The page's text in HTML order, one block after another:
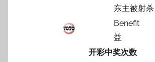
东主被射杀
Benefit
益
开彩中奖次数